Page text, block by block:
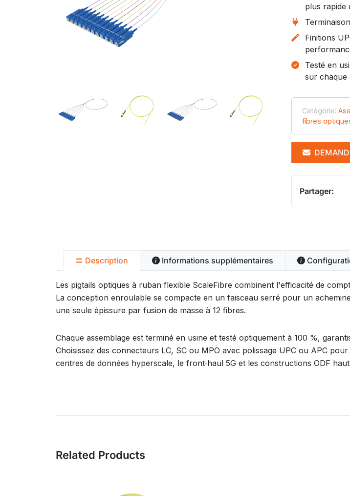
plus rapide
Finitions
Testé en
sur
Catégorie:
fibres
Partager:
Description Informations supplémentaires
Les pigtails optiques à ruban flexible ScaleFibre combinent l'efficacité de
La conception enroulable se compacte en un faisceau serré pour un
une seule épissure par fusion de masse à 12 fibres.
Chaque assemblage est terminé en usine et testé optiquement à 100 %,
Choisissez des connecteurs LC, SC ou MPO avec polissage UPC ou APC
centres de données hyperscale, le front‑haul 5G et les constructions ODF
Related Products